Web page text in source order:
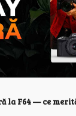
la F64 — ce